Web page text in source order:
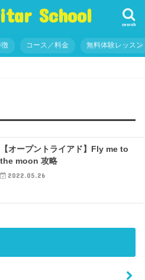
School search
徴 コース／料金 無料体験レッスン
【オープントライアド】Fly me to
the moon 攻略
2022.05.26